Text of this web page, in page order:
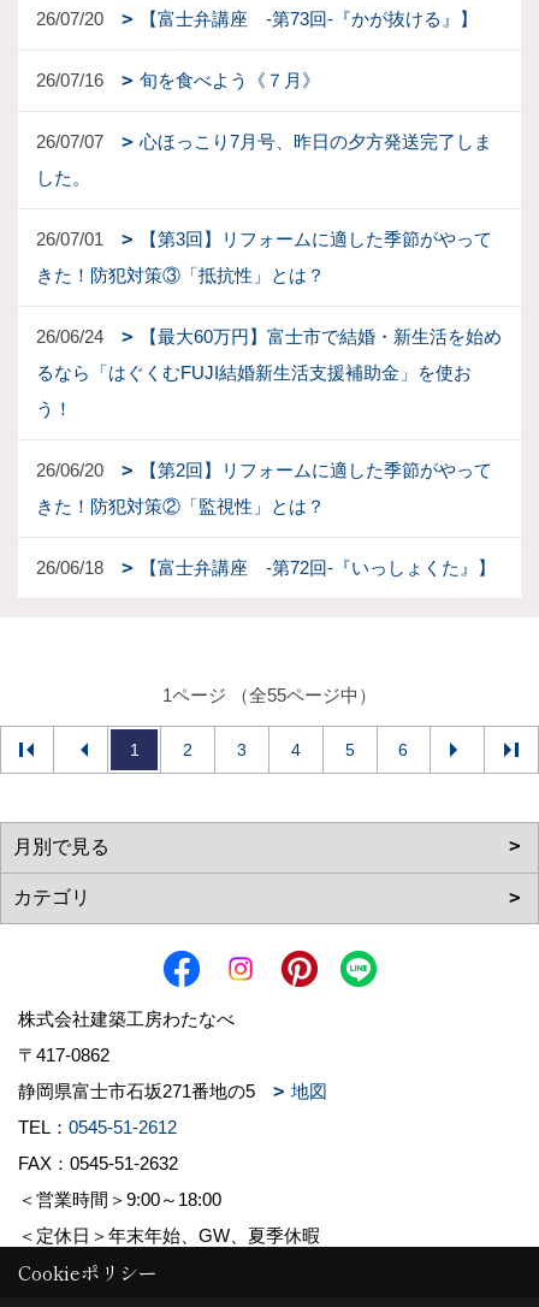
26/07/20 【富士弁講座 -第73回-『かが抜ける』】
26/07/16 旬を食べよう《７月》
26/07/07
心ほっこり7月号、昨日の夕方発送完了しま
した。
26/07/01
【第3回】リフォームに適した季節がやって
きた！防犯対策③「抵抗性」とは？
26/06/24
【最大60万円】富士市で結婚・新生活を始め
るなら「はぐくむFUJI結婚新生活支援補助金」を使お
う！
26/06/20
【第2回】リフォームに適した季節がやって
きた！防犯対策②「監視性」とは？
26/06/18 【富士弁講座 -第72回-『いっしょくた』】
1ページ （全55ページ中）
1 2 3 4 5 6
株式会社建築工房わたなべ
〒417-0862
静岡県富士市石坂271番地の5
地図
TEL： 0545-51-2612
FAX：0545-51-2632
＜営業時間＞9:00～18:00
＜定休日＞年末年始、GW、夏季休暇
Cookieポリシー